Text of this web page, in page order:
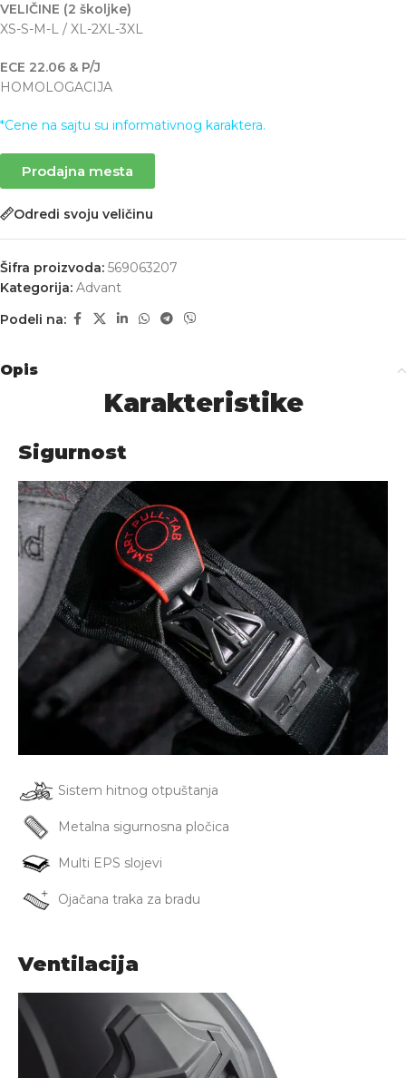
VELIČINE (2 školjke)
XS-S-M-L / XL-2XL-3XL
ECE 22.06 & P/J
HOMOLOGACIJA
*Cene na sajtu su informativnog karaktera.
Prodajna mesta
Odredi svoju veličinu
Šifra proizvoda: 569063207
Kategorija: Advant
Podeli na:
Opis
Karakteristike
Sigurnost
Sistem hitnog otpuštanja
Metalna sigurnosna pločica
Multi EPS slojevi
Ojačana traka za bradu
Ventilacija